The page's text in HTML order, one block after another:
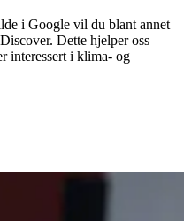
i Google vil du blant annet
Dette hjelper oss
interessert i klima- og